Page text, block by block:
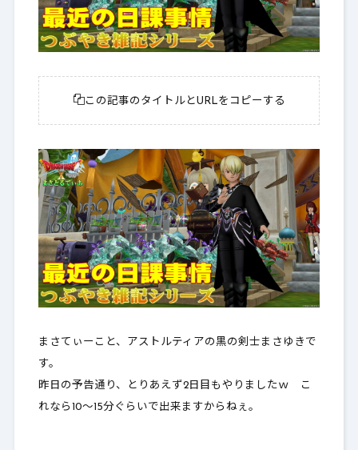
この記事のタイトルとURLをコピーする
まさてぃーこと、アストルティアの黒の剣士まさゆきで
す。
昨日の予告通り、とりあえず2日目もやりましたｗ こ
れなら10～15分ぐらいで出来ますからねぇ。